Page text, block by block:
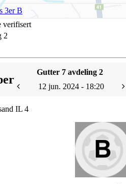
3er B
verifisert
2
Gutter 7 avdeling 2
12 jun. 2024 - 18:20
IL 4